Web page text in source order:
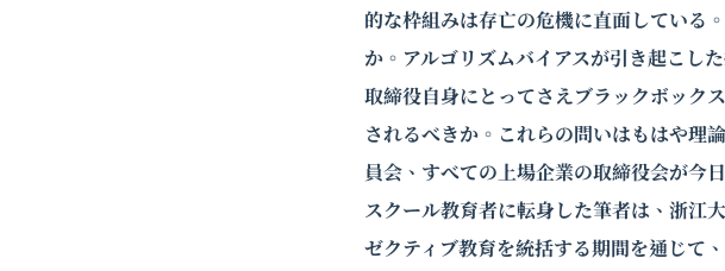
的な枠組みは存亡の危機に直面している
か。アルゴリズムバイアスが引き起こし
取締役自身にとってさえブラックボック
されるべきか。これらの問いはもはや理
員会、すべての上場企業の取締役会が今
スクール教育者に転身した筆者は、浙江
ゼクティブ教育を統括する期間を通じて